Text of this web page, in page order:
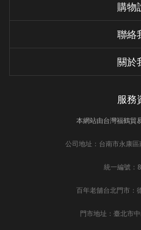
購物
聯絡
關於
服務
本網站由台灣福鶴貿
公司地址：台南市永康
統一編號：
百年老舖台北門市：
門市地址：臺北市